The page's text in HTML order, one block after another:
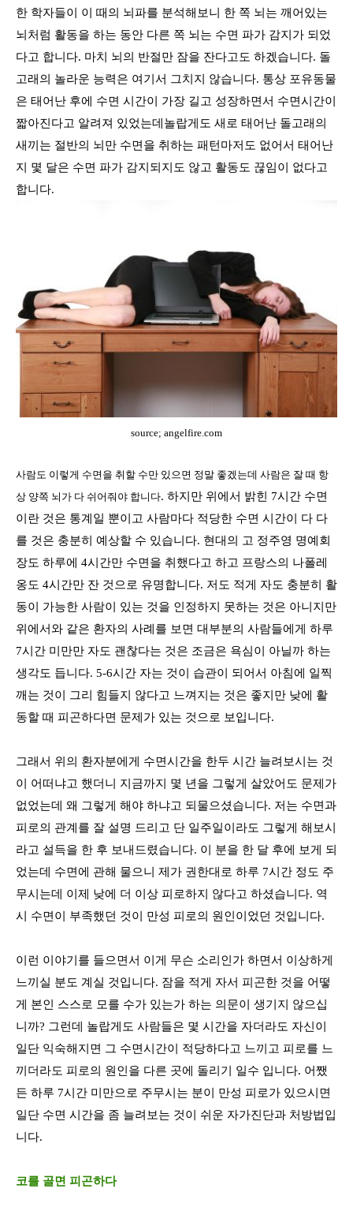
한 학자들이 이 때의 뇌파를 분석해보니 한 쪽 뇌는 깨어있는
뇌처럼 활동을 하는 동안 다른 쪽 뇌는 수면 파가 감지가 되었
다고 합니다. 마치 뇌의 반절만 잠을 잔다고도 하겠습니다. 돌
고래의 놀라운 능력은 여기서 그치지 않습니다. 통상 포유동물
은 태어난 후에 수면 시간이 가장 길고 성장하면서 수면시간이
짧아진다고 알려져 있었는데 놀랍게도 새로 태어난 돌고래의
새끼는 절반의 뇌만 수면을 취하는 패턴마저도 없어서 태어난
지 몇 달은 수면 파가 감지되지도 않고 활동도 끊임이 없다고
합니다.
source; angelfire.com
사람도 이렇게 수면을 취할 수만 있으면 정말 좋겠는데 사람은 잘 때 항
상 양쪽 뇌가 다 쉬어줘야 합니다. 하지만 위에서 밝힌 7시간 수면
이란 것은 통계일 뿐이고 사람마다 적당한 수면 시간이 다 다
를 것은 충분히 예상할 수 있습니다. 현대의 고 정주영 명예회
장도 하루에 4시간만 수면을 취했다고 하고 프랑스의 나폴레
옹도 4시간만 잔 것으로 유명합니다. 저도 적게 자도 충분히 활
동이 가능한 사람이 있는 것을 인정하지 못하는 것은 아니지만
위에서와 같은 환자의 사례를 보면 대부분의 사람들에게 하루
7시간 미만만 자도 괜찮다는 것은 조금은 욕심이 아닐까 하는
생각도 듭니다. 5-6시간 자는 것이 습관이 되어서 아침에 일찍
깨는 것이 그리 힘들지 않다고 느껴지는 것은 좋지만 낮에 활
동할 때 피곤하다면 문제가 있는 것으로 보입니다.
그래서 위의 환자분에게 수면시간을 한두 시간 늘려보시는 것
이 어떠냐고 했더니 지금까지 몇 년을 그렇게 살았어도 문제가
없었는데 왜 그렇게 해야 하냐고 되물으셨습니다. 저는 수면과
피로의 관계를 잘 설명 드리고 단 일주일이라도 그렇게 해보시
라고 설득을 한 후 보내드렸습니다. 이 분을 한 달 후에 보게 되
었는데 수면에 관해 물으니 제가 권한대로 하루 7시간 정도 주
무시는데 이제 낮에 더 이상 피로하지 않다고 하셨습니다. 역
시 수면이 부족했던 것이 만성 피로의 원인이었던 것입니다.
이런 이야기를 들으면서 이게 무슨 소리인가 하면서 이상하게
느끼실 분도 계실 것입니다. 잠을 적게 자서 피곤한 것을 어떻
게 본인 스스로 모를 수가 있는가 하는 의문이 생기지 않으십
니까? 그런데 놀랍게도 사람들은 몇 시간을 자더라도 자신이
일단 익숙해지면 그 수면시간이 적당하다고 느끼고 피로를 느
끼더라도 피로의 원인을 다른 곳에 돌리기 일수 입니다. 어쨌
든 하루 7시간 미만으로 주무시는 분이 만성 피로가 있으시면
일단 수면 시간을 좀 늘려보는 것이 쉬운 자가진단과 처방법입
니다.
코를 골면 피곤하다